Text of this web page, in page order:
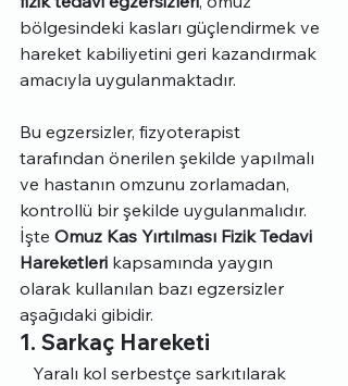
bölgesindeki kasları güçlendirmek ve
hareket kabiliyetini geri kazandırmak
amacıyla uygulanmaktadır.
Bu egzersizler, fizyoterapist
tarafından önerilen şekilde yapılmalı
ve hastanın omzunu zorlamadan,
kontrollü bir şekilde uygulanmalıdır.
İşte Omuz Kas Yırtılması Fizik Tedavi
Hareketleri kapsamında yaygın
olarak kullanılan bazı egzersizler
aşağıdaki gibidir.
1. Sarkaç Hareketi
Yaralı kol serbestçe sarkıtılarak